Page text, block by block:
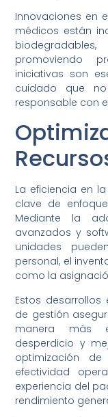
Innovaciones en
médicos están
promoviendo
iniciativas son
cuidado que
responsable con
La eficiencia en
clave de
Mediante la
avanzados y
unidades
personal, el
como la
Estos
de gestión
manera más
desperdicio y
optimización
efectividad
experiencia del
rendimiento